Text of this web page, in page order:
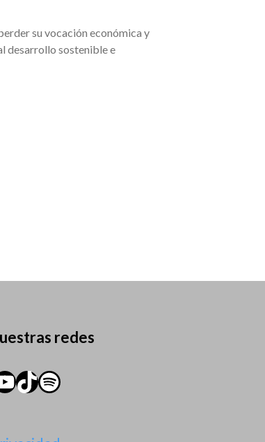
su vocación económica y
desarrollo sostenible e
redes
TikTok
Spotify